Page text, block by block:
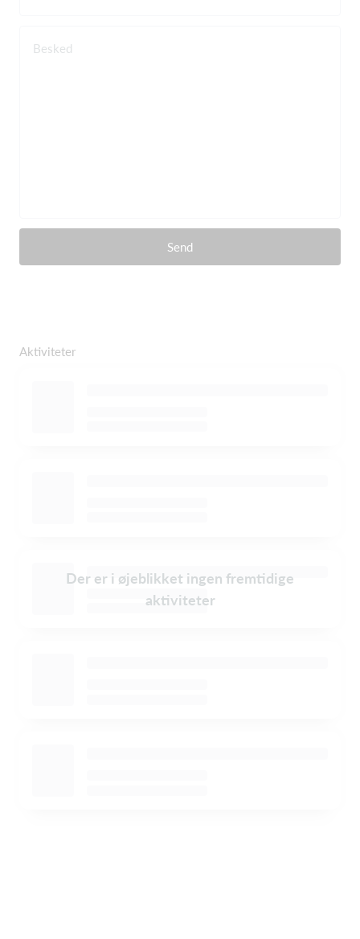
Besked
Send
Aktiviteter
Der er i øjeblikket ingen fremtidige
aktiviteter